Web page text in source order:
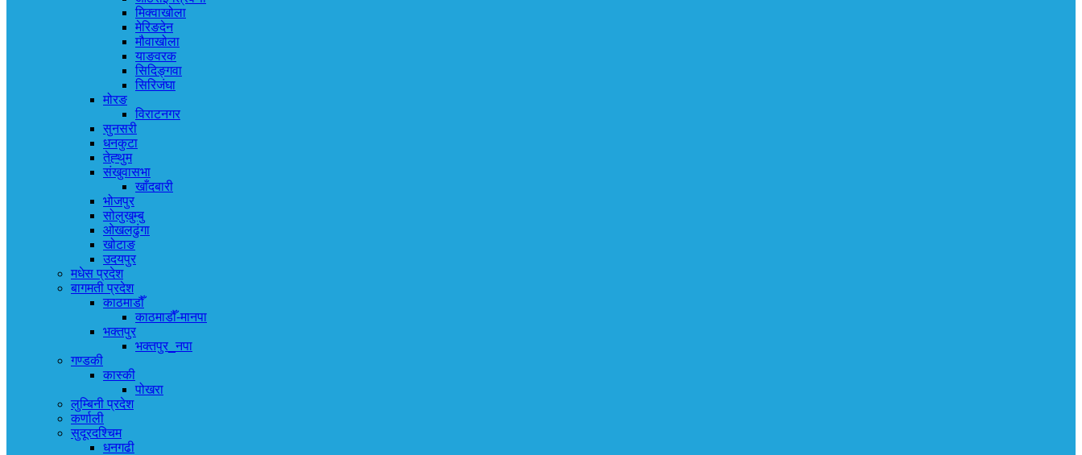
मिक्वाखोला
मेरिङदेन
मौवाखोला
याङवरक
सिदिङ्गवा
सिरिजंघा
मोरङ
विराटनगर
सुनसरी
धनकुटा
तेह्थुम
संखुवासभा
खाँदबारी
भोजपुर
सोलुखुम्बु
ओखलढुंगा
खोटाङ
उदयपुर
मधेस प्रदेश
बागमती प्रदेश
काठमाडौँ
काठमाडौँ-मानपा
भक्तपुर
भक्तपुर_नपा
गण्डकी
कास्की
पोखरा
लुम्बिनी प्रदेश
कर्णाली
सुदूरदश्चिम
धनगढी